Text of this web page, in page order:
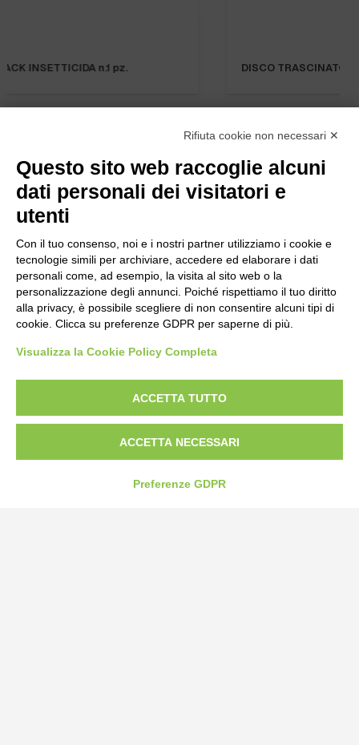
DISCO TRASCINATORE IPC PER CT70 art.SPPV01228
Strada Statale 231 Alba-Bra
info@bogliano.it
Rifiuta cookie non necessari ✕
Questo sito web raccoglie alcuni
dati personali dei visitatori e
utenti
Con il tuo consenso, noi e i nostri partner utilizziamo i cookie e
tecnologie simili per archiviare, accedere ed elaborare i dati
personali come, ad esempio, la visita al sito web o la
personalizzazione degli annunci. Poiché rispettiamo il tuo diritto
alla privacy, è possibile scegliere di non consentire alcuni tipi di
cookie. Clicca su preferenze GDPR per saperne di più.
Visualizza la Cookie Policy Completa
ACCETTA TUTTO
ACCETTA NECESSARI
Preferenze GDPR